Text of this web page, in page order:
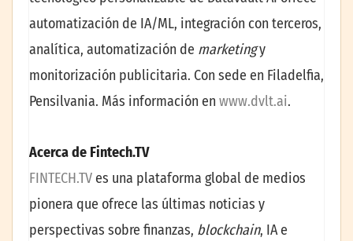
automatización de IA/ML, integración con terceros,
analítica, automatización de marketingy
monitorización publicitaria. Con sede en Filadelfia,
Pensilvania. Más información en www.dvlt.ai.
Acerca de Fintech.TV
FINTECH.TV es una plataforma global de medios
pionera que ofrece las últimas noticias y
perspectivas sobre finanzas, blockchain, IA e